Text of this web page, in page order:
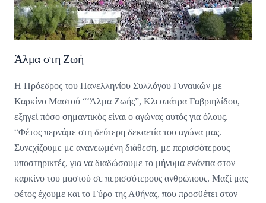
Άλμα στη Ζωή
Η Πρόεδρος του Πανελληνίου Συλλόγου Γυναικών με
Καρκίνο Μαστού “‘Άλμα Ζωής”, Κλεοπάτρα Γαβριηλίδου,
εξηγεί πόσο σημαντικός είναι ο αγώνας αυτός για όλους.
“Φέτος περνάμε στη δεύτερη δεκαετία του αγώνα μας.
Συνεχίζουμε με ανανεωμένη διάθεση, με περισσότερους
υποστηρικτές, για να διαδώσουμε το μήνυμα ενάντια στον
καρκίνο του μαστού σε περισσότερους ανθρώπους. Μαζί μας
φέτος έχουμε και το Γύρο της Αθήνας, που προσθέτει στον